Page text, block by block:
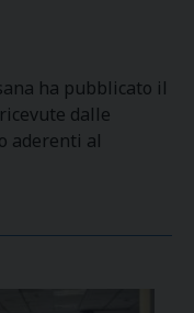
ha pubblicato il
dalle
aderenti al